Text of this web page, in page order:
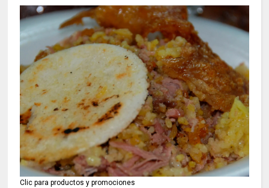
Clic para productos y promociones